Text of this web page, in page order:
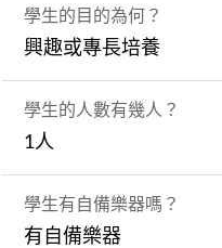
學生的目的為何？
興趣或專長培養
學生的人數有幾人？
1人
學生有自備樂器嗎？
有自備樂器